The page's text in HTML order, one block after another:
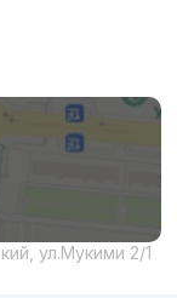
ул.Мукими 2/1